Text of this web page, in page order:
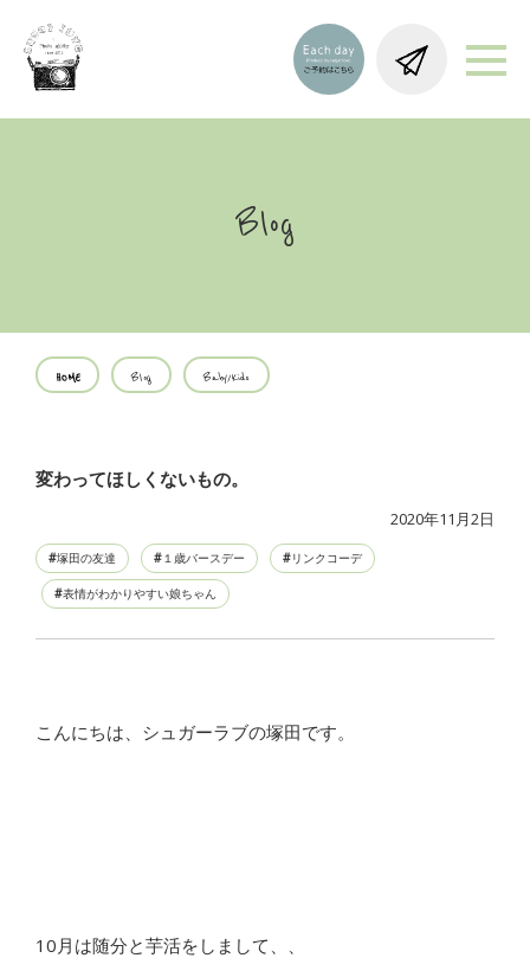
Blog
HOME Blog Baby/Kids
変わってほしくないもの。
2020年11月2日
塚田の友達 １歳バースデー リンクコーデ
表情がわかりやすい娘ちゃん
こんにちは、シュガーラブの塚田です。
10月は随分と芋活をしまして、、